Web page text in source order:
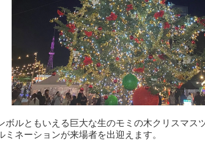
ボルともいえる巨大な生のモミの木クリスマス
ミネーションが来場者を出迎えます。